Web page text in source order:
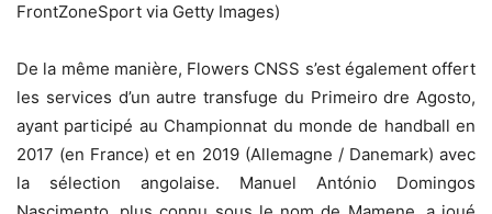
FrontZoneSport via Getty Images)
De la même manière, Flowers CNSS s’est également offert
les services d’un autre transfuge du Primeiro dre Agosto,
ayant participé au Championnat du monde de handball en
2017 (en France) et en 2019 (Allemagne / Danemark) avec
la sélection angolaise. Manuel António Domingos